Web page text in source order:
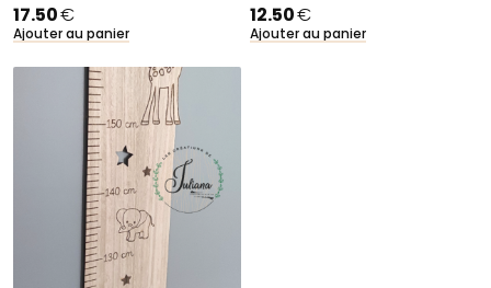
17.50€
Ajouter au panier
12.50€
Ajouter au panier